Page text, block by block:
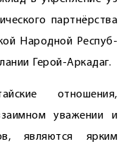
партнёрства
Народной Респуб­
Герой-Аркадаг.
отношения,
уважении и
являются ярким